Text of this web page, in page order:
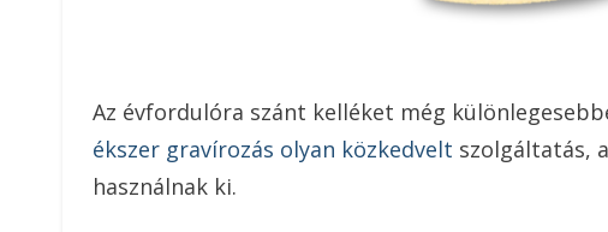
Az évfordulóra szánt kelléket még
ékszer gravírozás olyan közkedvelt szolgáltatás,
használnak ki.